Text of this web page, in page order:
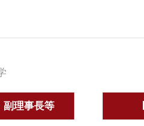
副理事長等